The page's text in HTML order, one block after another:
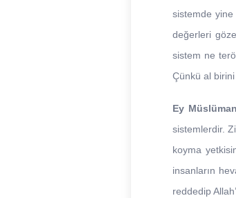
sistemde yine
değerleri
sistem ne
Çünkü al
Ey
sistemlerdir.
koyma
insanların